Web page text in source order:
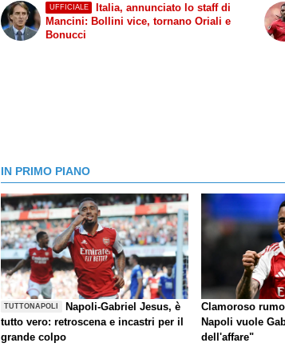
UFFICIALE
Italia, annunciato lo staff di
Mancini: Bollini vice, tornano Oriali e
Bonucci
IN PRIMO PIANO
TUTTONAPOLI
Napoli-Gabriel Jesus, è
tutto vero: retroscena e incastri per il
grande colpo
Clamoroso
Napoli vuole
dell'affare"